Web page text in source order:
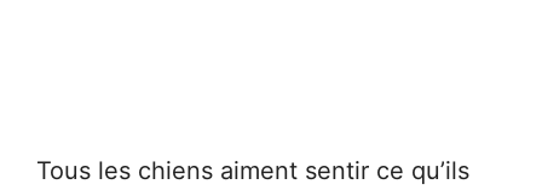
Tous les chiens aiment sentir ce qu’ils